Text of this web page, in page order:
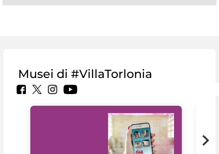
Musei di #VillaTorlonia